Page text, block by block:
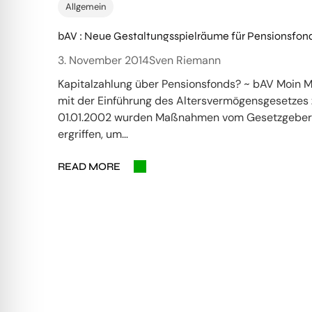
Allgemein
bAV : Neue Gestaltungsspielräume für
3. November 2014Sven Riemann
Kapitalzahlung über Pensionsfonds? ~ bAV Moin
mit der Einführung des Altersvermögensgesetzes
01.01.2002 wurden Maßnahmen vom Gesetzgeber
ergriffen, um…
READ MORE